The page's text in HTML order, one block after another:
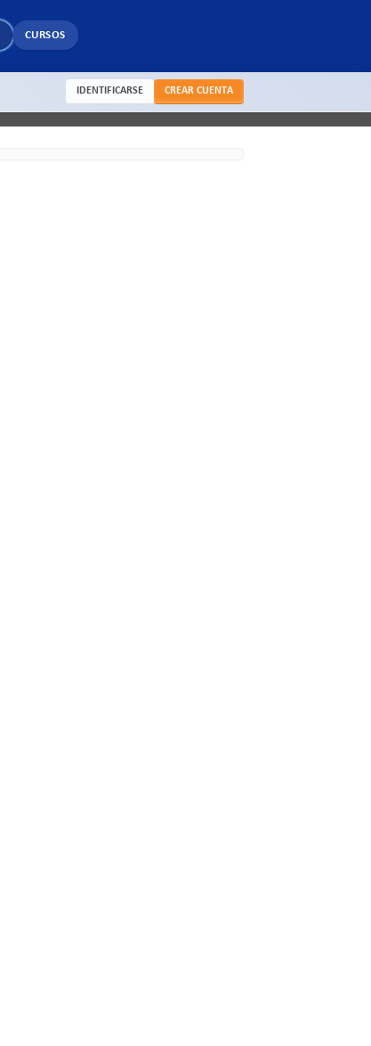
CURSOS
IDENTIFICARSE CREAR CUENTA